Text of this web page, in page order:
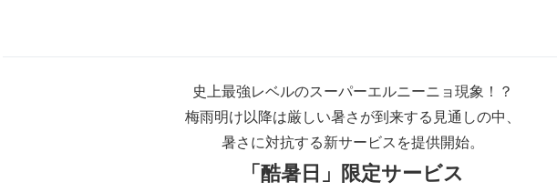
史上最強レベルのスーパーエルニーニョ現象！？
梅雨明け以降は厳しい暑さが到来する見通しの中、
暑さに対抗する新サービスを提供開始。
「酷暑日」限定サービス